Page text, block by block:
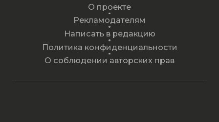
О проекте
Рекламодателям
Написать в редакцию
Политика конфиденциальности
О соблюдении авторских прав